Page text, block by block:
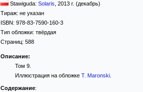
Stawiguda: Solaris 2013 г. (декабрь)
Тираж: не указан
ISBN: 978-83-7590-160-3
Тип обложки: твёрдая
Страниц: 588
Описание:
Том 9.
Иллюстрация на обложке Т. Маronski.
Содержание: